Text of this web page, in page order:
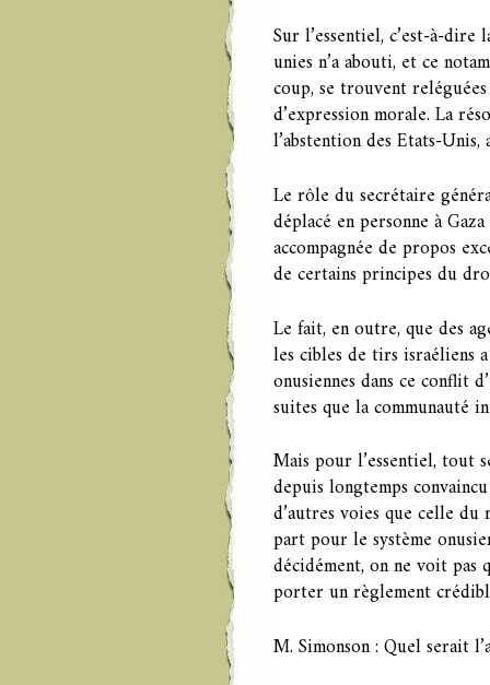
Sur l’essentiel, c’est-à-
unies n’a abouti, et ce
coup, se trouvent
d’expression morale. La
l’abstention des Etats-
Le rôle du secrétaire
déplacé en personne à
accompagnée de propos
de certains principes du
Le fait, en outre, que des
les cibles de tirs israéliens
onusiennes dans ce conflit
suites que la communauté
Mais pour l’essentiel, tout
depuis longtemps
d’autres voies que celle
part pour le système
décidément, on ne voit
porter un règlement
M. Simonson : Quel serait